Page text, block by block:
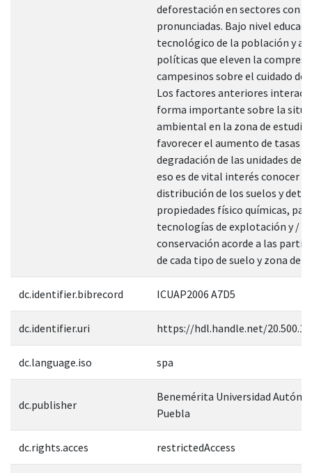
deforestación en sectores con
pronunciadas. Bajo nivel
tecnológico de la población y
políticas que eleven la
campesinos sobre el cuidado
Los factores anteriores
forma importante sobre la
ambiental en la zona de estudio
favorecer el aumento de tasas
degradación de las unidades de
eso es de vital interés conocer la
distribución de los suelos y
propiedades físico químicas,
tecnologías de explotación y / o
conservación acorde a las
de cada tipo de suelo y zona de
dc.identifier.bibrecord ICUAP2006 A7D5
dc.identifier.uri https://hdl.handle.net/
dc.language.iso spa
dc.publisher
Benemérita Universidad
Puebla
dc.rights.acces restrictedAccess